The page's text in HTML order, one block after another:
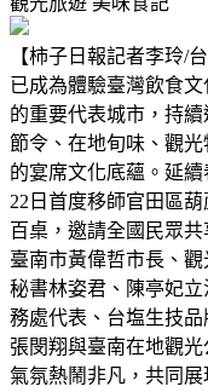
【柿子日報記者李玲/
已成為體驗臺灣飲食
的重要代表城市，持
節令、在地旬味、觀
的宴席文化底蘊。延續
22日首度移師官田區
百桌，邀請全國民眾
臺南市黃偉哲市長、
秘書林姿君、陳亭妃
務處代表、台塩生技
張閔翔與臺南在地觀
氣氛熱鬧非凡，共同